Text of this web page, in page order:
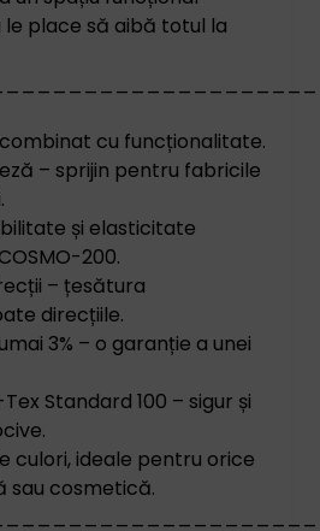
place să aibă totul la
cu funcționalitate.
– sprijin pentru fabricile
și elasticitate
200.
– țesătura
direcțiile.
3% – o garanție a unei
Standard 100 – sigur și
culori, ideale pentru orice
sau cosmetică.